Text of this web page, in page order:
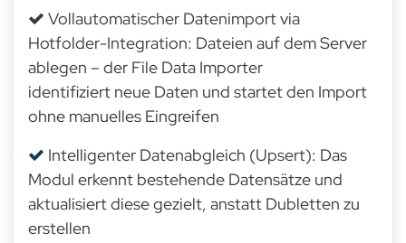
Vollautomatischer Datenimport via
Hotfolder-Integration: Dateien auf dem Server
ablegen – der File Data Importer
identifiziert neue Daten und startet den Import
ohne manuelles Eingreifen
Intelligenter Datenabgleich (Upsert): Das
Modul erkennt bestehende Datensätze und
aktualisiert diese gezielt, anstatt Dubletten zu
erstellen